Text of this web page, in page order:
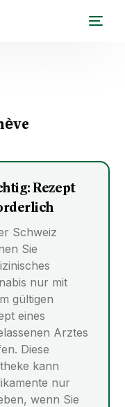
Rezept
Schweiz
Sie
nur mit
gültigen
eines
Arztes
Diese
kann
nur
wenn Sie